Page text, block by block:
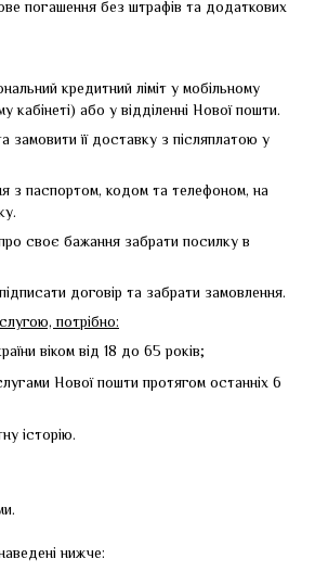
погашення без штрафів та додаткових
кредитний ліміт у мобільному
або у відділенні Нової пошти.
замовити її доставку з післяплатою у
з паспортом, кодом та телефоном, на
своє бажання забрати посилку в
договір та забрати замовлення.
потрібно:
віком від 18 до 65 років;
Нової пошти протягом останніх 6
історію.
нижче: